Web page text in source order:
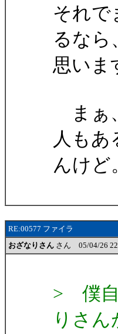
それで
るなら
思いま
まぁ
人もあ
んけど
RE:00577 ファイラ
おざなりさん さん 05/04/26
> 僕自
りさ